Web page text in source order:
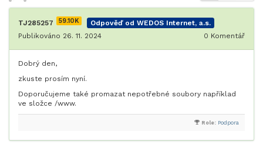
TJ285257 59.10K
Odpověď od WEDOS Internet, a.s.
Publikováno 26. 11. 2024
0 Komentář
Dobrý den,
zkuste prosím nyní.
Doporučujeme také promazat nepotřebné soubory například
ve složce /www.
Role: Podpora